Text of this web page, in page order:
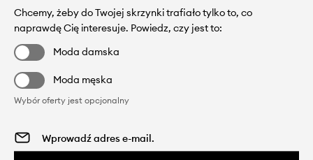
Chcemy, żeby do Twojej skrzynki trafiało tylko to, co
naprawdę Cię interesuje. Powiedz, czy jest to:
Moda damska
Moda męska
Wybór oferty jest opcjonalny